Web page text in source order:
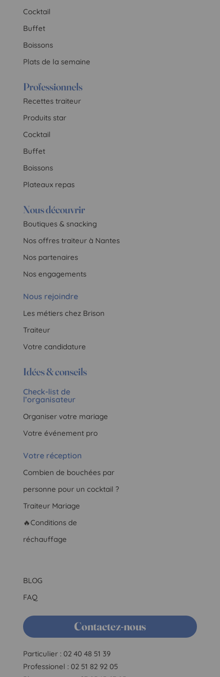
Cocktail
Buffet
Boissons
Plats de la semaine
Professionnels
Recettes traiteur
Produits star
Cocktail
Buffet
Boissons
Plateaux repas
Nous découvrir
Boutiques & snacking
Nos offres traiteur à Nantes
Nos partenaires
Nos engagements
Nous rejoindre
Les métiers chez Brison
Traiteur
Votre candidature
Idées & conseils
Check-list de
l’organisateur
Organiser votre mariage
Votre événement pro
Votre réception
Combien de bouchées par
personne pour un cocktail ?
Traiteur Mariage
🔥Conditions de
réchauffage
BLOG
FAQ
Contactez-nous
Particulier : 02 40 48 51 39
Professionel : 02 51 82 92 05